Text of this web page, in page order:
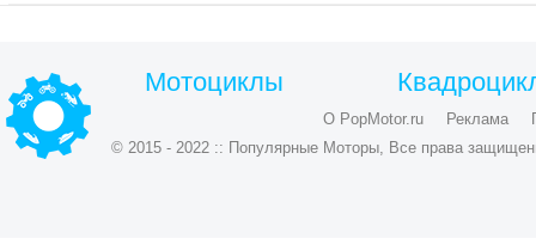
Мотоциклы
О PopMotor.ru Реклама
© 2015 - 2022 :: Популярные Моторы, Все права